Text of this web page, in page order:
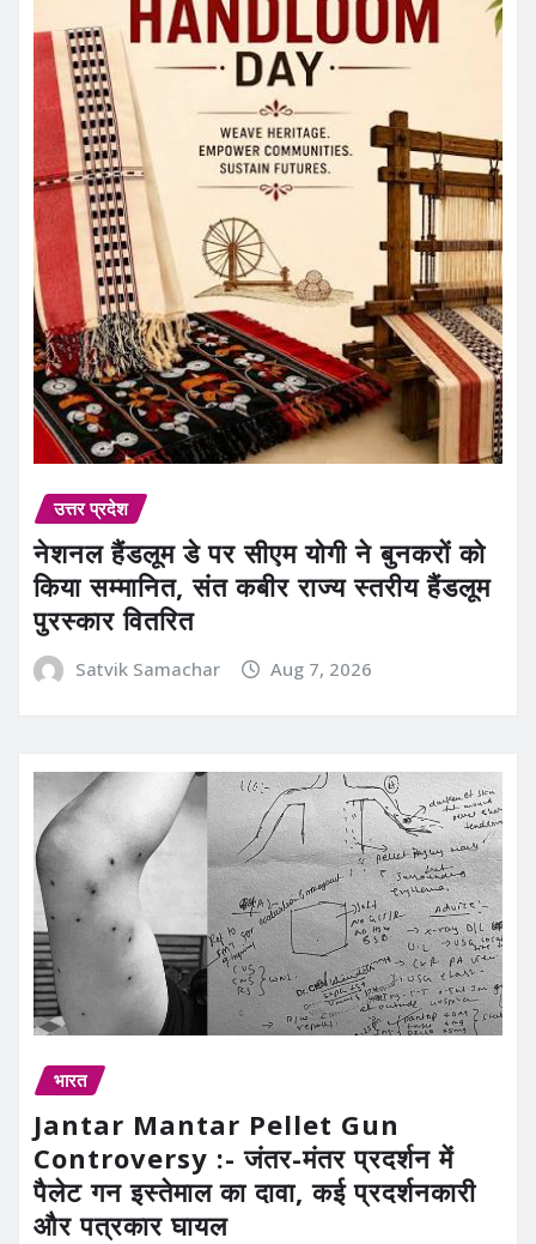
उत्तर प्रदेश
नेशनल हैंडलूम डे पर सीएम योगी ने बुनकरों को
किया सम्मानित, संत कबीर राज्य स्तरीय हैंडलूम
पुरस्कार वितरित
Satvik Samachar Aug 7, 2026
भारत
Jantar Mantar Pellet Gun
Controversy :- जंतर-मंतर प्रदर्शन में
पैलेट गन इस्तेमाल का दावा, कई प्रदर्शनकारी
और पत्रकार घायल